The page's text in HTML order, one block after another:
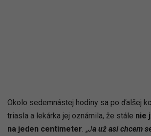
Okolo sedemnástej hodiny sa po ďalšej
triasla a lekárka jej oznámila, že stále nie
na jeden centimeter . „Ja už asi chcem